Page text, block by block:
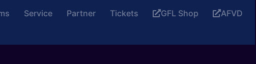
Service Partner Tickets GFL Shop AFVD